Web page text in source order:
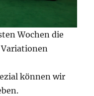
Wochen die
können wir